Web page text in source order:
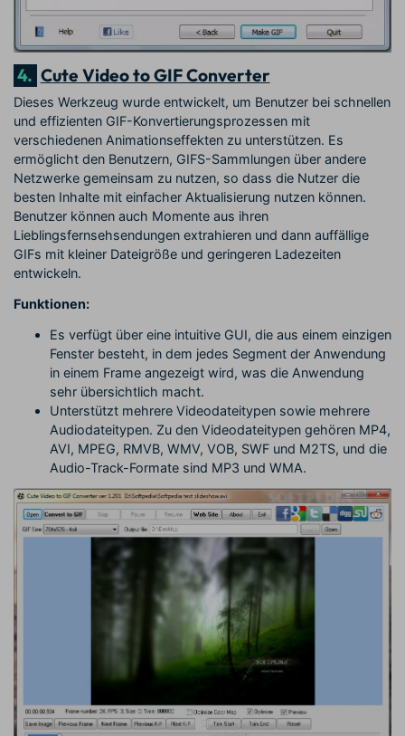
4. Cute Video to GIF Converter
Dieses Werkzeug wurde entwickelt, um Benutzer bei schnellen
und effizienten GIF-Konvertierungsprozessen mit
verschiedenen Animationseffekten zu unterstützen. Es
ermöglicht den Benutzern, GIFS-Sammlungen über andere
Netzwerke gemeinsam zu nutzen, so dass die Nutzer die
besten Inhalte mit einfacher Aktualisierung nutzen können.
Benutzer können auch Momente aus ihren
Lieblingsfernsehsendungen extrahieren und dann auffällige
GIFs mit kleiner Dateigröße und geringeren Ladezeiten
entwickeln.
Funktionen:
Es verfügt über eine intuitive GUI, die aus einem einzigen
Fenster besteht, in dem jedes Segment der Anwendung
in einem Frame angezeigt wird, was die Anwendung
sehr übersichtlich macht.
Unterstützt mehrere Videodateitypen sowie mehrere
Audiodateitypen. Zu den Videodateitypen gehören MP4,
AVI, MPEG, RMVB, WMV, VOB, SWF und M2TS, und die
Audio-Track-Formate sind MP3 und WMA.